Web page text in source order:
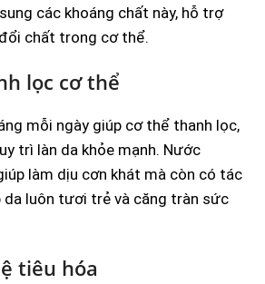
các khoáng chất này, hỗ trợ
chất trong cơ thể.
lọc cơ thể
mỗi ngày giúp cơ thể thanh lọc,
trì làn da khỏe mạnh. Nước
làm dịu cơn khát mà còn có tác
da luôn tươi trẻ và căng tràn sức
tiêu hóa